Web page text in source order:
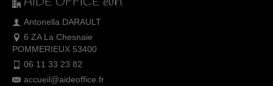
Antonella DARAULT
6 ZA La Chesnaie
POMMERIEUX 53400
06 11 33 23 82
accueil@aideoffice.fr